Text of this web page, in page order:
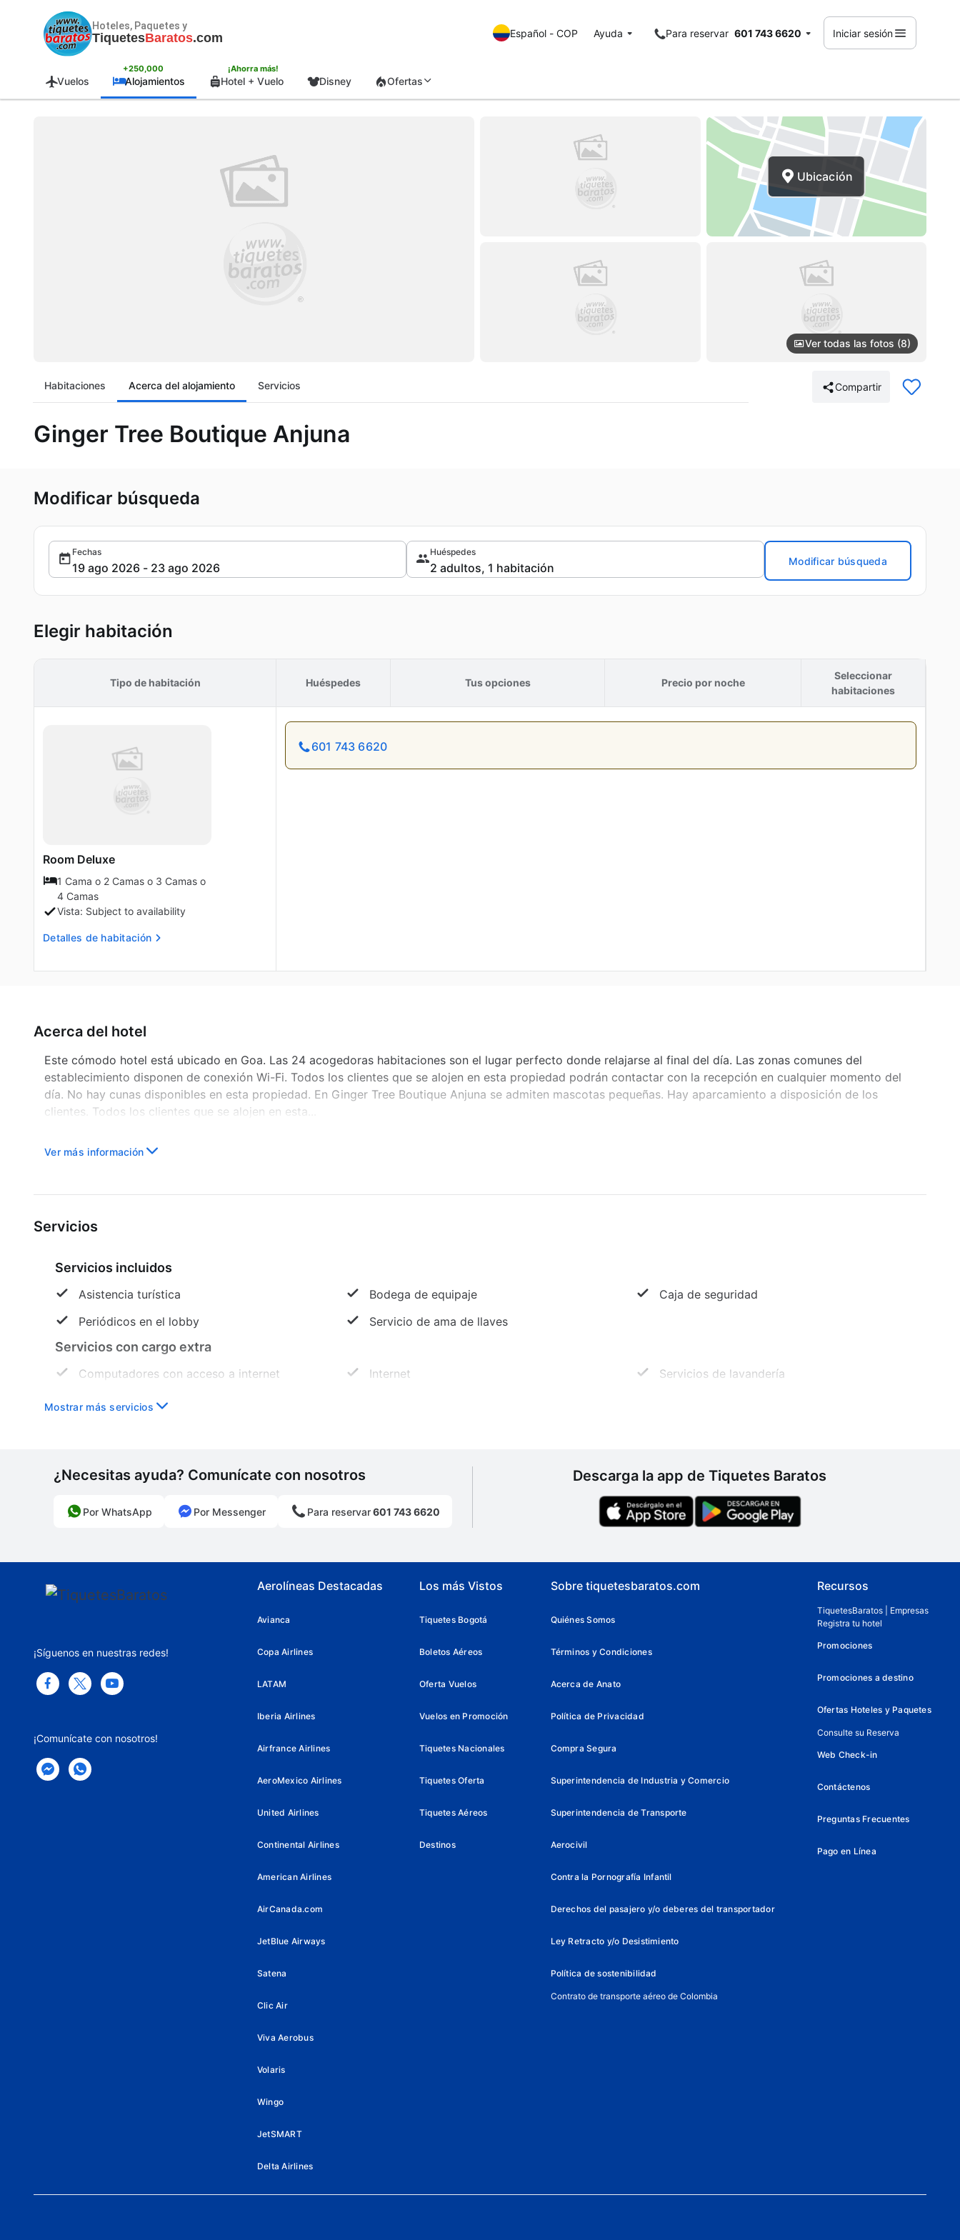
Hoteles, Paquetes y
TiquetesBaratos.com Español - COP Ayuda Para reservar 601 743 6620 Iniciar sesión
Vuelos
+250,000
Alojamientos
¡Ahorra más!
Hotel + Vuelo Disney Ofertas
Ver todas las fotos (8)
Ubicación
Habitaciones Acerca del alojamiento Servicios Compartir
Ginger Tree Boutique Anjuna
Modificar búsqueda
Fechas Huéspedes
Modificar búsqueda
Elegir habitación
Tipo de habitación Huéspedes Tus opciones Precio por noche
Seleccionar
habitaciones
Room Deluxe
1 Cama o 2 Camas o 3 Camas o
4 Camas
Vista: Subject to availability
Detalles de habitación
601 743 6620
Acerca del hotel
Este cómodo hotel está ubicado en Goa. Las 24 acogedoras habitaciones son el lugar perfecto donde relajarse al final del día. Las zonas comunes del
establecimiento disponen de conexión Wi-Fi. Todos los clientes que se alojen en esta propiedad podrán contactar con la recepción en cualquier momento del
día. No hay cunas disponibles en esta propiedad. En Ginger Tree Boutique Anjuna se admiten mascotas pequeñas. Hay aparcamiento a disposición de los
clientes. Todos los clientes que se alojen en esta...
Ver más información
Servicios
Servicios incluidos
Asistencia turística Bodega de equipaje
Caja de seguridad
Periódicos en el lobby
Servicio de ama de llaves
Servicios con cargo extra
Computadores con acceso a internet Internet
Servicios de lavandería
Servicios ejecutivos
Mostrar más servicios
¿Necesitas ayuda? Comunícate con nosotros
Por WhatsApp Por Messenger Para reservar601 743 6620
Descarga la app de Tiquetes Baratos
¡Síguenos en nuestras redes!
¡Comunícate con nosotros!
Aerolíneas Destacadas
Avianca
Copa Airlines
LATAM
Iberia Airlines
Airfrance Airlines
AeroMexico Airlines
United Airlines
Continental Airlines
American Airlines
AirCanada.com
JetBlue Airways
Satena
Clic Air
Viva Aerobus
Volaris
Wingo
JetSMART
Delta Airlines
Los más Vistos
Tiquetes Bogotá
Boletos Aéreos
Oferta Vuelos
Vuelos en Promoción
Tiquetes Nacionales
Tiquetes Oferta
Tiquetes Aéreos
Destinos
Sobre tiquetesbaratos.com
Quiénes Somos
Términos y Condiciones
Acerca de Anato
Política de Privacidad
Compra Segura
Superintendencia de Industria y Comercio
Superintendencia de Transporte
Aerocivil
Contra la Pornografía Infantil
Derechos del pasajero y/o deberes del transportador
Ley Retracto y/o Desistimiento
Política de sostenibilidad
Contrato de transporte aéreo de Colombia
Recursos
TiquetesBaratos | Empresas
Registra tu hotel
Promociones
Promociones a destino
Ofertas Hoteles y Paquetes
Consulte su Reserva
Web Check-in
Contáctenos
Preguntas Frecuentes
Pago en Línea